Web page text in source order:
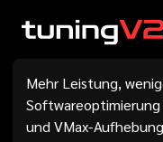
Mehr Leistung,
Softwareoptimierung
und VMax-